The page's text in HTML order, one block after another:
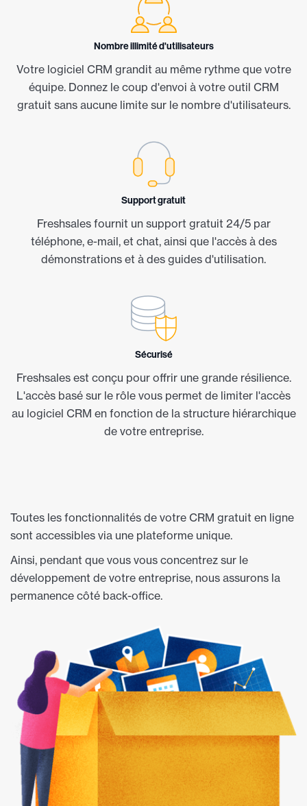
Nombre illimité d'utilisateurs
Votre logiciel CRM grandit au même rythme que votre
équipe. Donnez le coup d'envoi à votre outil CRM
gratuit sans aucune limite sur le nombre d'utilisateurs.
Support gratuit
Freshsales fournit un support gratuit 24/5 par
téléphone, e-mail, et chat, ainsi que l'accès à des
démonstrations et à des guides d'utilisation.
Sécurisé
Freshsales est conçu pour offrir une grande résilience.
L'accès basé sur le rôle vous permet de limiter l'accès
au logiciel CRM en fonction de la structure hiérarchique
de votre entreprise.
Toutes les fonctionnalités de votre CRM gratuit en ligne
sont accessibles via une plateforme unique.
Ainsi, pendant que vous vous concentrez sur le
développement de votre entreprise, nous assurons la
permanence côté back-office.